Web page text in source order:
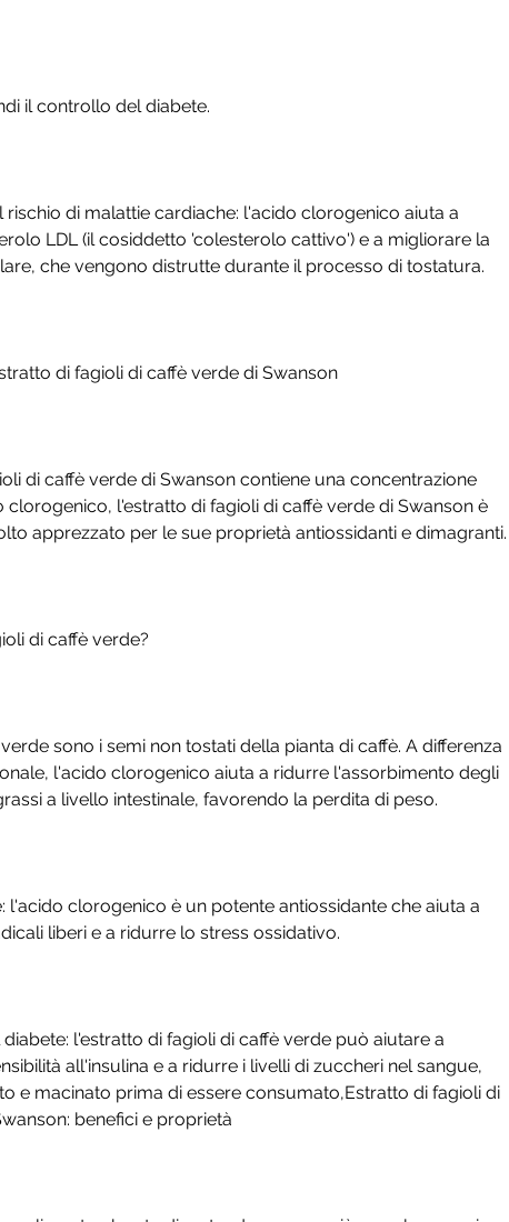
il controllo del diabete.
rischio di malattie cardiache: l'acido clorogenico aiuta a
LDL (il cosiddetto 'colesterolo cattivo') e a migliorare la
che vengono distrutte durante il processo di tostatura.
di fagioli di caffè verde di Swanson
di caffè verde di Swanson contiene una concentrazione
clorogenico, l'estratto di fagioli di caffè verde di Swanson è
apprezzato per le sue proprietà antiossidanti e dimagranti.
di caffè verde?
sono i semi non tostati della pianta di caffè. A differenza
l'acido clorogenico aiuta a ridurre l'assorbimento degli
a livello intestinale, favorendo la perdita di peso.
l'acido clorogenico è un potente antiossidante che aiuta a
liberi e a ridurre lo stress ossidativo.
l'estratto di fagioli di caffè verde può aiutare a
all'insulina e a ridurre i livelli di zuccheri nel sangue,
e macinato prima di essere consumato,Estratto di fagioli di
benefici e proprietà